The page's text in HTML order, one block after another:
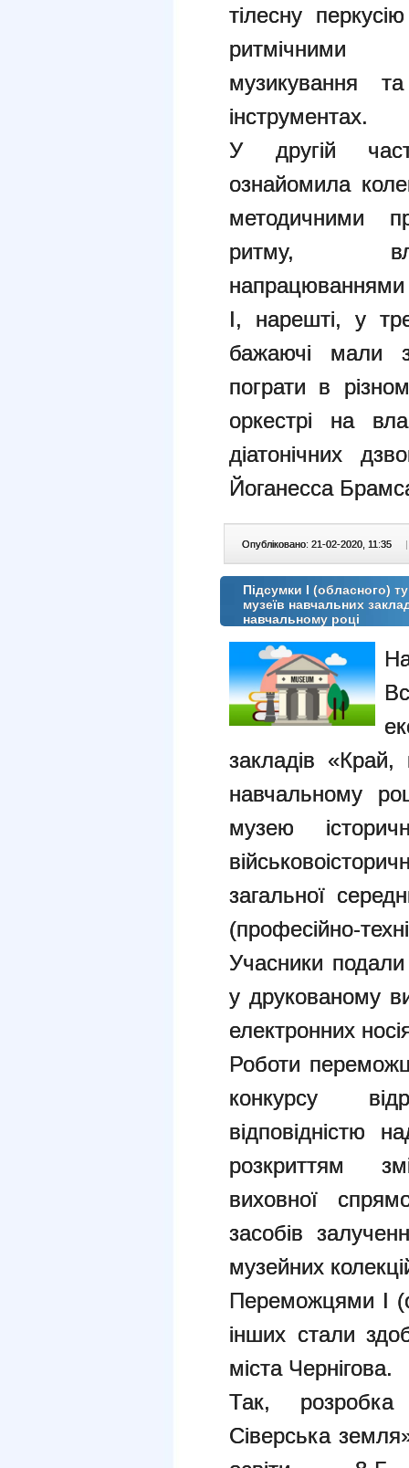
тілесну
ритмічними
музикування
інструментах.
У другій
ознайомила
методичними
ритму,
напрацюваннями
І, нарешті, у
бажаючі мали
пограти в
оркестрі на
діатонічних
Йоганесса
Опубліковано: 21-02-2020, 11:35 |
Підсумки І (обласного)
музеїв навчальних
навчальному році
закладів
навчальному
музею
загальної
(професійно-
Учасники подали
у друкованому
електронних
Роботи
конкурсу
відповідністю
розкриттям
виховної
засобів
музейних
Переможцями І
інших стали
міста Чернігова.
Так, розробка
Сіверська